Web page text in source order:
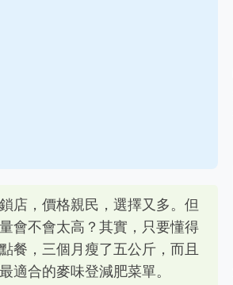
店，價格親民，選擇又多。但
會不會太高？其實，只要懂得
餐，三個月瘦了五公斤，而且
合的麥味登減肥菜單。